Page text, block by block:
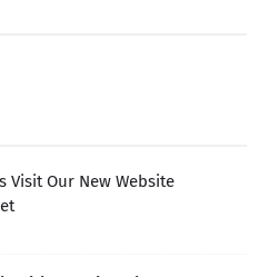
Visit Our New Website